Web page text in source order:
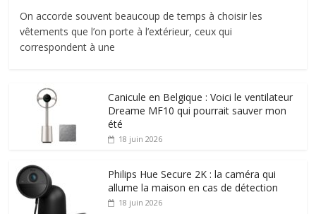
On accorde souvent beaucoup de temps à choisir les
vêtements que l’on porte à l’extérieur, ceux qui
correspondent à une
Canicule en Belgique : Voici le ventilateur
Dreame MF10 qui pourrait sauver mon
été
18 juin 2026
Philips Hue Secure 2K : la caméra qui
allume la maison en cas de détection
18 juin 2026